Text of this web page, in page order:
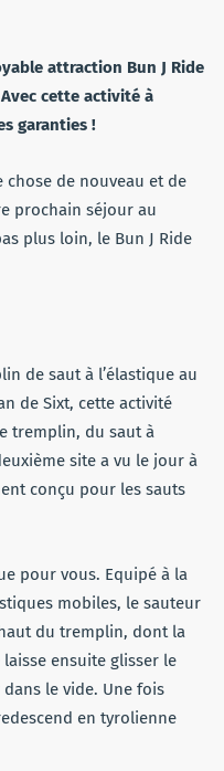
attraction Bun J Ride
cette activité à
garanties !
chose de nouveau et de
prochain séjour au
plus loin, le Bun J Ride
de saut à l’élastique au
de Sixt, cette activité
tremplin, du saut à
site a vu le jour à
conçu pour les sauts
pour vous. Equipé à la
mobiles, le sauteur
du tremplin, dont la
ensuite glisser le
le vide. Une fois
en tyrolienne